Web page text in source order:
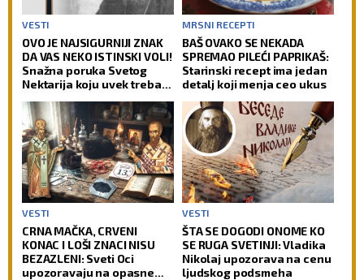
VESTI
OVO JE NAJSIGURNIJI ZNAK
DA VAS NEKO ISTINSKI VOLI!
Snažna poruka Svetog
Nektarija koju uvek treba
MRSNI RECEPTI
BAŠ OVAKO SE NEKADA
SPREMAO PILEĆI PAPRIKAŠ:
Starinski recept ima jedan
detalj koji menja ceo ukus
VESTI
CRNA MAČKA, CRVENI
KONAC I LOŠI ZNACI NISU
BEZAZLENI: Sveti Oci
upozoravaju na opasne
VESTI
ŠTA SE DOGODI ONOME KO
SE RUGA SVETINJI: Vladika
Nikolaj upozorava na cenu
ljudskog podsmeha